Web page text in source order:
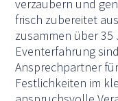
verzaubern und
frisch zubereitet
zusammen über
Eventerfahrung
Ansprechpartner
Festlichkeiten im